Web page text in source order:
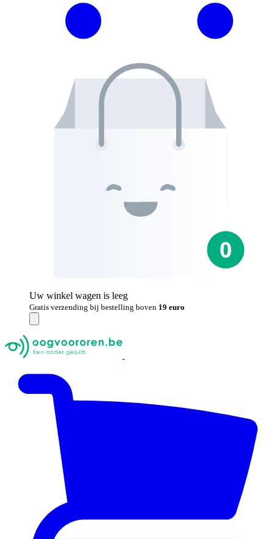
Uw winkel wagen is leeg
Gratis verzending bij bestelling boven 19 euro